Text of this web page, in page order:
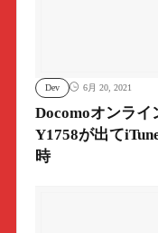
Dev 6月 20, 2021
Docomoオンラ
Y1758が出て
時